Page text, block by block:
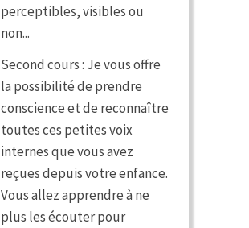
perceptibles, visibles ou
non...
Second cours : Je vous offre
la possibilité de prendre
conscience et de reconnaître
toutes ces petites voix
internes que vous avez
reçues depuis votre enfance.
Vous allez apprendre à ne
plus les écouter pour